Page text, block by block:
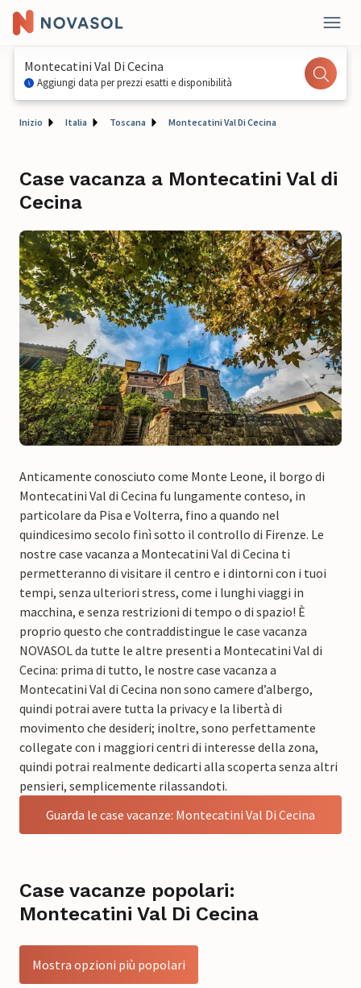
Montecatini Val Di Cecina
Aggiungi data per prezzi esatti e disponibilità
Inizio Italia Toscana Montecatini Val Di Cecina
Case vacanza a Montecatini Val di
Cecina
Anticamente conosciuto come Monte Leone, il borgo di
Montecatini Val di Cecina fu lungamente conteso, in
particolare da Pisa e Volterra, fino a quando nel
quindicesimo secolo finì sotto il controllo di Firenze. Le
nostre case vacanza a Montecatini Val di Cecina ti
permetteranno di visitare il centro e i dintorni con i tuoi
tempi, senza ulteriori stress, come i lunghi viaggi in
macchina, e senza restrizioni di tempo o di spazio! È
proprio questo che contraddistingue le case vacanza
NOVASOL da tutte le altre presenti a Montecatini Val di
Cecina: prima di tutto, le nostre case vacanza a
Montecatini Val di Cecina non sono camere d’albergo,
quindi potrai avere tutta la privacy e la libertà di
movimento che desideri; inoltre, sono perfettamente
collegate con i maggiori centri di interesse della zona,
quindi potrai realmente dedicarti alla scoperta senza altri
pensieri, semplicemente rilassandoti.
Guarda le case vacanze: Montecatini Val Di Cecina
Case vacanze popolari:
Montecatini Val Di Cecina
Mostra opzioni più popolari